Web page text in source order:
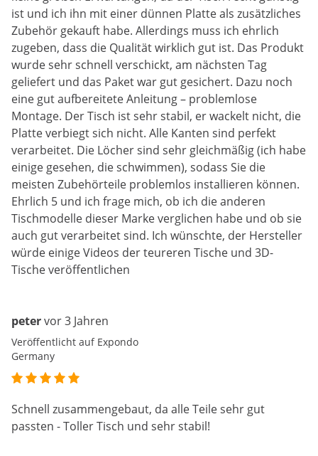
ist und ich ihn mit einer dünnen Platte als zusätzliches
Zubehör gekauft habe. Allerdings muss ich ehrlich
zugeben, dass die Qualität wirklich gut ist. Das Produkt
wurde sehr schnell verschickt, am nächsten Tag
geliefert und das Paket war gut gesichert. Dazu noch
eine gut aufbereitete Anleitung – problemlose
Montage. Der Tisch ist sehr stabil, er wackelt nicht, die
Platte verbiegt sich nicht. Alle Kanten sind perfekt
verarbeitet. Die Löcher sind sehr gleichmäßig (ich habe
einige gesehen, die schwimmen), sodass Sie die
meisten Zubehörteile problemlos installieren können.
Ehrlich 5 und ich frage mich, ob ich die anderen
Tischmodelle dieser Marke verglichen habe und ob sie
auch gut verarbeitet sind. Ich wünschte, der Hersteller
würde einige Videos der teureren Tische und 3D-
Tische veröffentlichen
petervor 3 Jahren
Veröffentlicht auf Expondo
Germany
Schnell zusammengebaut, da alle Teile sehr gut
passten - Toller Tisch und sehr stabil!